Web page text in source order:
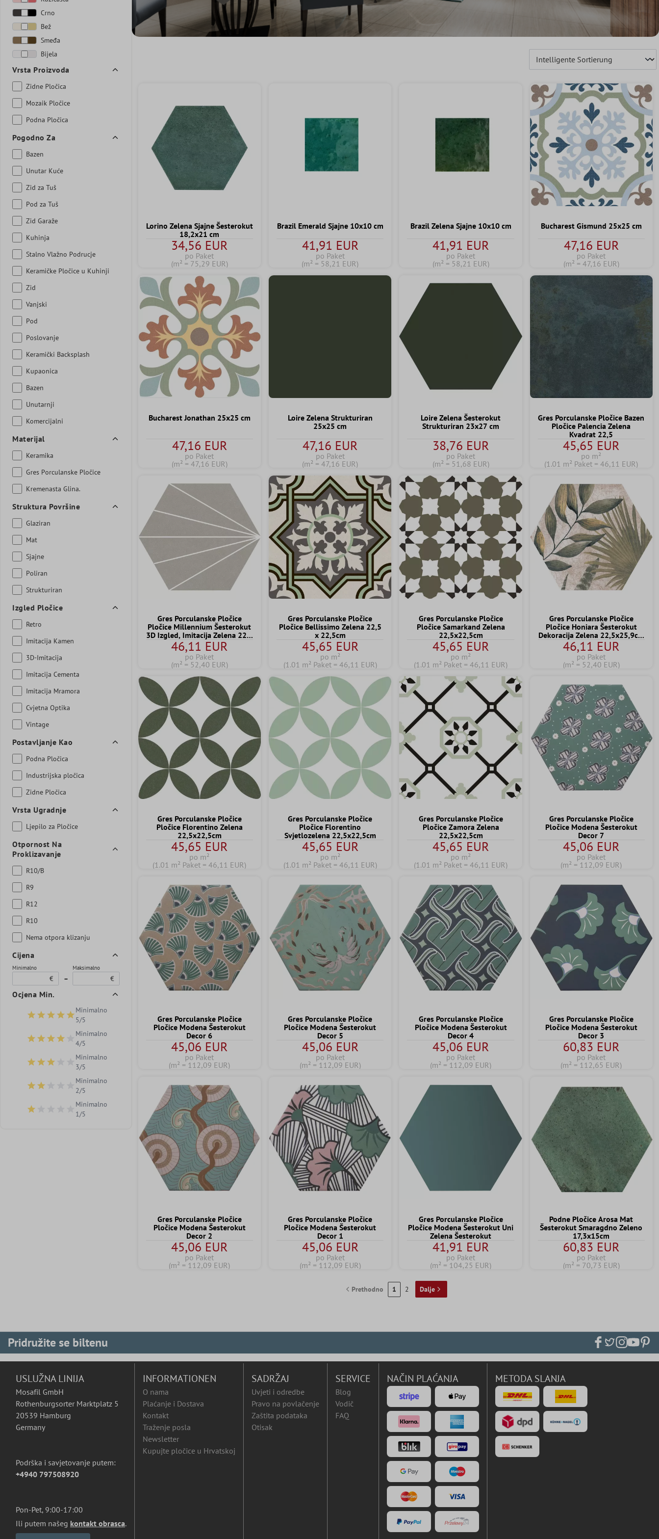
Crno
Bež
Smeđa
Bijela
Vrsta Proizvoda
Zidne Pločica
Mozaik Pločice
Podna Pločica
Pogodno Za
Bazen
Unutar Kuće
Zid za Tuš
Pod za Tuš
Zid Garaže
Kuhinja
Stalno Vlažno Podrucje
Keramičke Pločice u Kuhinji
Zid
Vanjski
Pod
Poslovanje
Keramički Backsplash
Kupaonica
Bazen
Unutarnji
Komercijalni
Materijal
Keramika
Gres Porculanske Pločice
Kremenasta Glina.
Struktura Površine
Glaziran
Mat
Sjajne
Poliran
Strukturiran
Izgled Pločice
Retro
Imitacija Kamen
3D-Imitacija
Imitacija Cementa
Imitacija Mramora
Cvjetna Optika
Vintage
Postavljanje Kao
Podna Pločica
Industrijska pločica
Zidne Pločica
Vrsta Ugradnje
Ljepilo za Pločice
Otpornost Na
Proklizavanje
R10/B
R9
R12
R10
Nema otpora klizanju
Cijena
Minimalno
€ –
Maksimalno
€
Ocjena Min.
Dodaj filtar: Minimalna ocjena 5 od 5 zvjezdica
Minimalno
5/5
Dodaj filtar: Minimalna ocjena 4 od 5 zvjezdica
Minimalno
4/5
Dodaj filtar: Minimalna ocjena 3 od 5 zvjezdica
Minimalno
3/5
Dodaj filtar: Minimalna ocjena 2 od 5 zvjezdica
Minimalno
2/5
Dodaj filtar: Minimalna ocjena 1 od 5 zvjezdica
Minimalno
1/5
Lorino Zelena Sjajne Šesterokut
18,2x21 cm
34,56 EUR
po Paket
(m² = 75,29 EUR)
Brazil Emerald Sjajne 10x10 cm
41,91 EUR
po Paket
(m² = 58,21 EUR)
Brazil Zelena Sjajne 10x10 cm
41,91 EUR
po Paket
(m² = 58,21 EUR)
Bucharest Gismund 25x25 cm
47,16 EUR
po Paket
(m² = 47,16 EUR)
Bucharest Jonathan 25x25 cm
47,16 EUR
po Paket
(m² = 47,16 EUR)
Loire Zelena Strukturiran
25x25 cm
47,16 EUR
po Paket
(m² = 47,16 EUR)
Loire Zelena Šesterokut
Strukturiran 23x27 cm
38,76 EUR
po Paket
(m² = 51,68 EUR)
Gres Porculanske Pločice Bazen
Pločice Palencia Zelena
Kvadrat 22,5
45,65 EUR
po m²
(1.01 m² Paket = 46,11 EUR)
Gres Porculanske Pločice
Pločice Millennium Šesterokut
3D Izgled, Imitacija Zelena 22,5
x 25,9cm
46,11 EUR
po Paket
(m² = 52,40 EUR)
Gres Porculanske Pločice
Pločice Bellissimo Zelena 22,5
x 22,5cm
45,65 EUR
po m²
(1.01 m² Paket = 46,11 EUR)
Gres Porculanske Pločice
Pločice Samarkand Zelena
22,5x22,5cm
45,65 EUR
po m²
(1.01 m² Paket = 46,11 EUR)
Gres Porculanske Pločice
Pločice Honiara Šesterokut
Dekoracija Zelena 22,5x25,9cm
Dekoracija
46,11 EUR
po Paket
(m² = 52,40 EUR)
Gres Porculanske Pločice
Pločice Florentino Zelena
22,5x22,5cm
45,65 EUR
po m²
(1.01 m² Paket = 46,11 EUR)
Gres Porculanske Pločice
Pločice Florentino
Svjetlozelena 22,5x22,5cm
45,65 EUR
po m²
(1.01 m² Paket = 46,11 EUR)
Gres Porculanske Pločice
Pločice Zamora Zelena
22,5x22,5cm
45,65 EUR
po m²
(1.01 m² Paket = 46,11 EUR)
Gres Porculanske Pločice
Pločice Modena Šesterokut
Decor 7
45,06 EUR
po Paket
(m² = 112,09 EUR)
Gres Porculanske Pločice
Pločice Modena Šesterokut
Decor 6
45,06 EUR
po Paket
(m² = 112,09 EUR)
Gres Porculanske Pločice
Pločice Modena Šesterokut
Decor 5
45,06 EUR
po Paket
(m² = 112,09 EUR)
Gres Porculanske Pločice
Pločice Modena Šesterokut
Decor 4
45,06 EUR
po Paket
(m² = 112,09 EUR)
Gres Porculanske Pločice
Pločice Modena Šesterokut
Decor 3
60,83 EUR
po Paket
(m² = 112,65 EUR)
Gres Porculanske Pločice
Pločice Modena Šesterokut
Decor 2
45,06 EUR
po Paket
(m² = 112,09 EUR)
Gres Porculanske Pločice
Pločice Modena Šesterokut
Decor 1
45,06 EUR
po Paket
(m² = 112,09 EUR)
Gres Porculanske Pločice
Pločice Modena Šesterokut Uni
Zelena Šesterokut
41,91 EUR
po Paket
(m² = 104,25 EUR)
Podne Pločice Arosa Mat
Šesterokut Smaragdno Zeleno
17,3x15cm
60,83 EUR
po Paket
(m² = 70,73 EUR)
Prethodno 1 2 Dalje
Pridružite se biltenu
USLUŽNA LINIJA
Mosafil GmbH
Rothenburgsorter Marktplatz 5
20539 Hamburg
Germany
Podrška i savjetovanje putem:
+4940 797508920
Pon-Pet, 9:00-17:00
Ili putem našeg kontakt obrasca.
INFORMATIONEN
O nama
Plaćanje i Dostava
Kontakt
Traženje posla
Newsletter
Kupujte pločice u Hrvatskoj
SADRŽAJ
Uvjeti i odredbe
Pravo na povlačenje
Zaštita podataka
Otisak
SERVICE
Blog
Vodič
FAQ
NAČIN PLAĆANJA METODA SLANJA